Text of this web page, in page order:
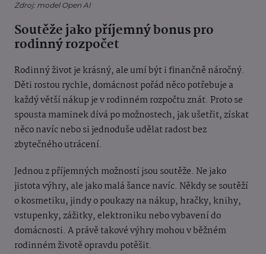
Zdroj: model Open AI
Soutěže jako příjemný bonus pro
rodinný rozpočet
Rodinný život je krásný, ale umí být i finančně náročný.
Děti rostou rychle, domácnost pořád něco potřebuje a
každý větší nákup je v rodinném rozpočtu znát. Proto se
spousta maminek dívá po možnostech, jak ušetřit, získat
něco navíc nebo si jednoduše udělat radost bez
zbytečného utrácení.
Jednou z příjemných možností jsou soutěže. Ne jako
jistota výhry, ale jako malá šance navíc. Někdy se soutěží
o kosmetiku, jindy o poukazy na nákup, hračky, knihy,
vstupenky, zážitky, elektroniku nebo vybavení do
domácnosti. A právě takové výhry mohou v běžném
rodinném životě opravdu potěšit.